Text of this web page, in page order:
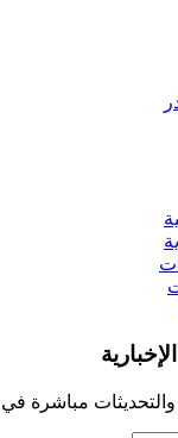
مباشرة في